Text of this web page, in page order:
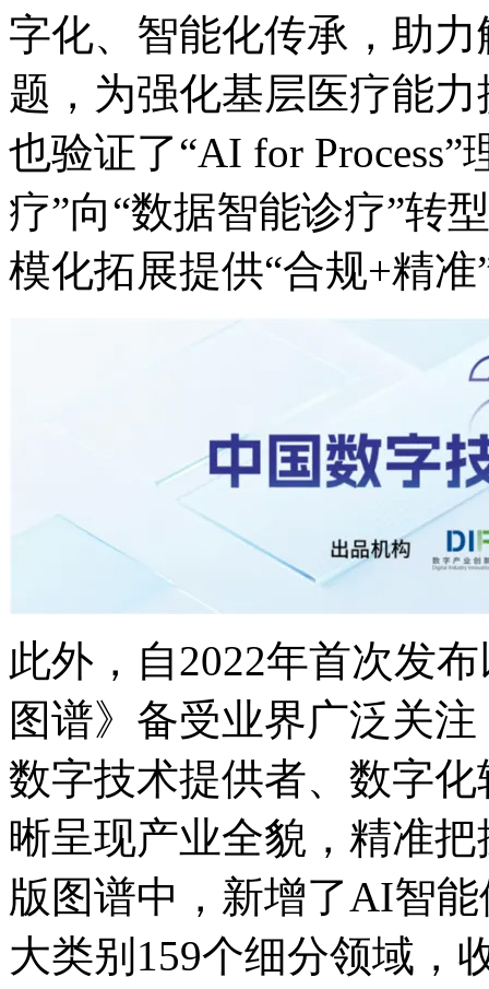
字化、智能化传承
题，为强化基层医疗能
也验证了“AI for Process”
疗”向“数据智能诊疗”转型
模化拓展提供“合规+精
此外，自2022年首次发
图谱》备受业界广泛关注
数字技术提供者、数字
晰呈现产业全貌，精
版图谱中，新增了AI智能
大类别159个细分领域，